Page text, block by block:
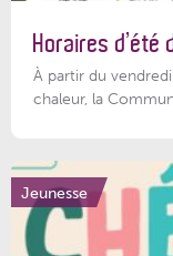
Horaires d’été
À partir du
chaleur, la
Jeunesse